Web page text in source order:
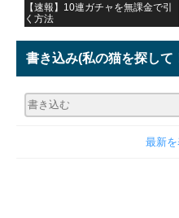
【速報】10連ガチャを無課金で引
く方法
書き込み(私の猫を探して
最新